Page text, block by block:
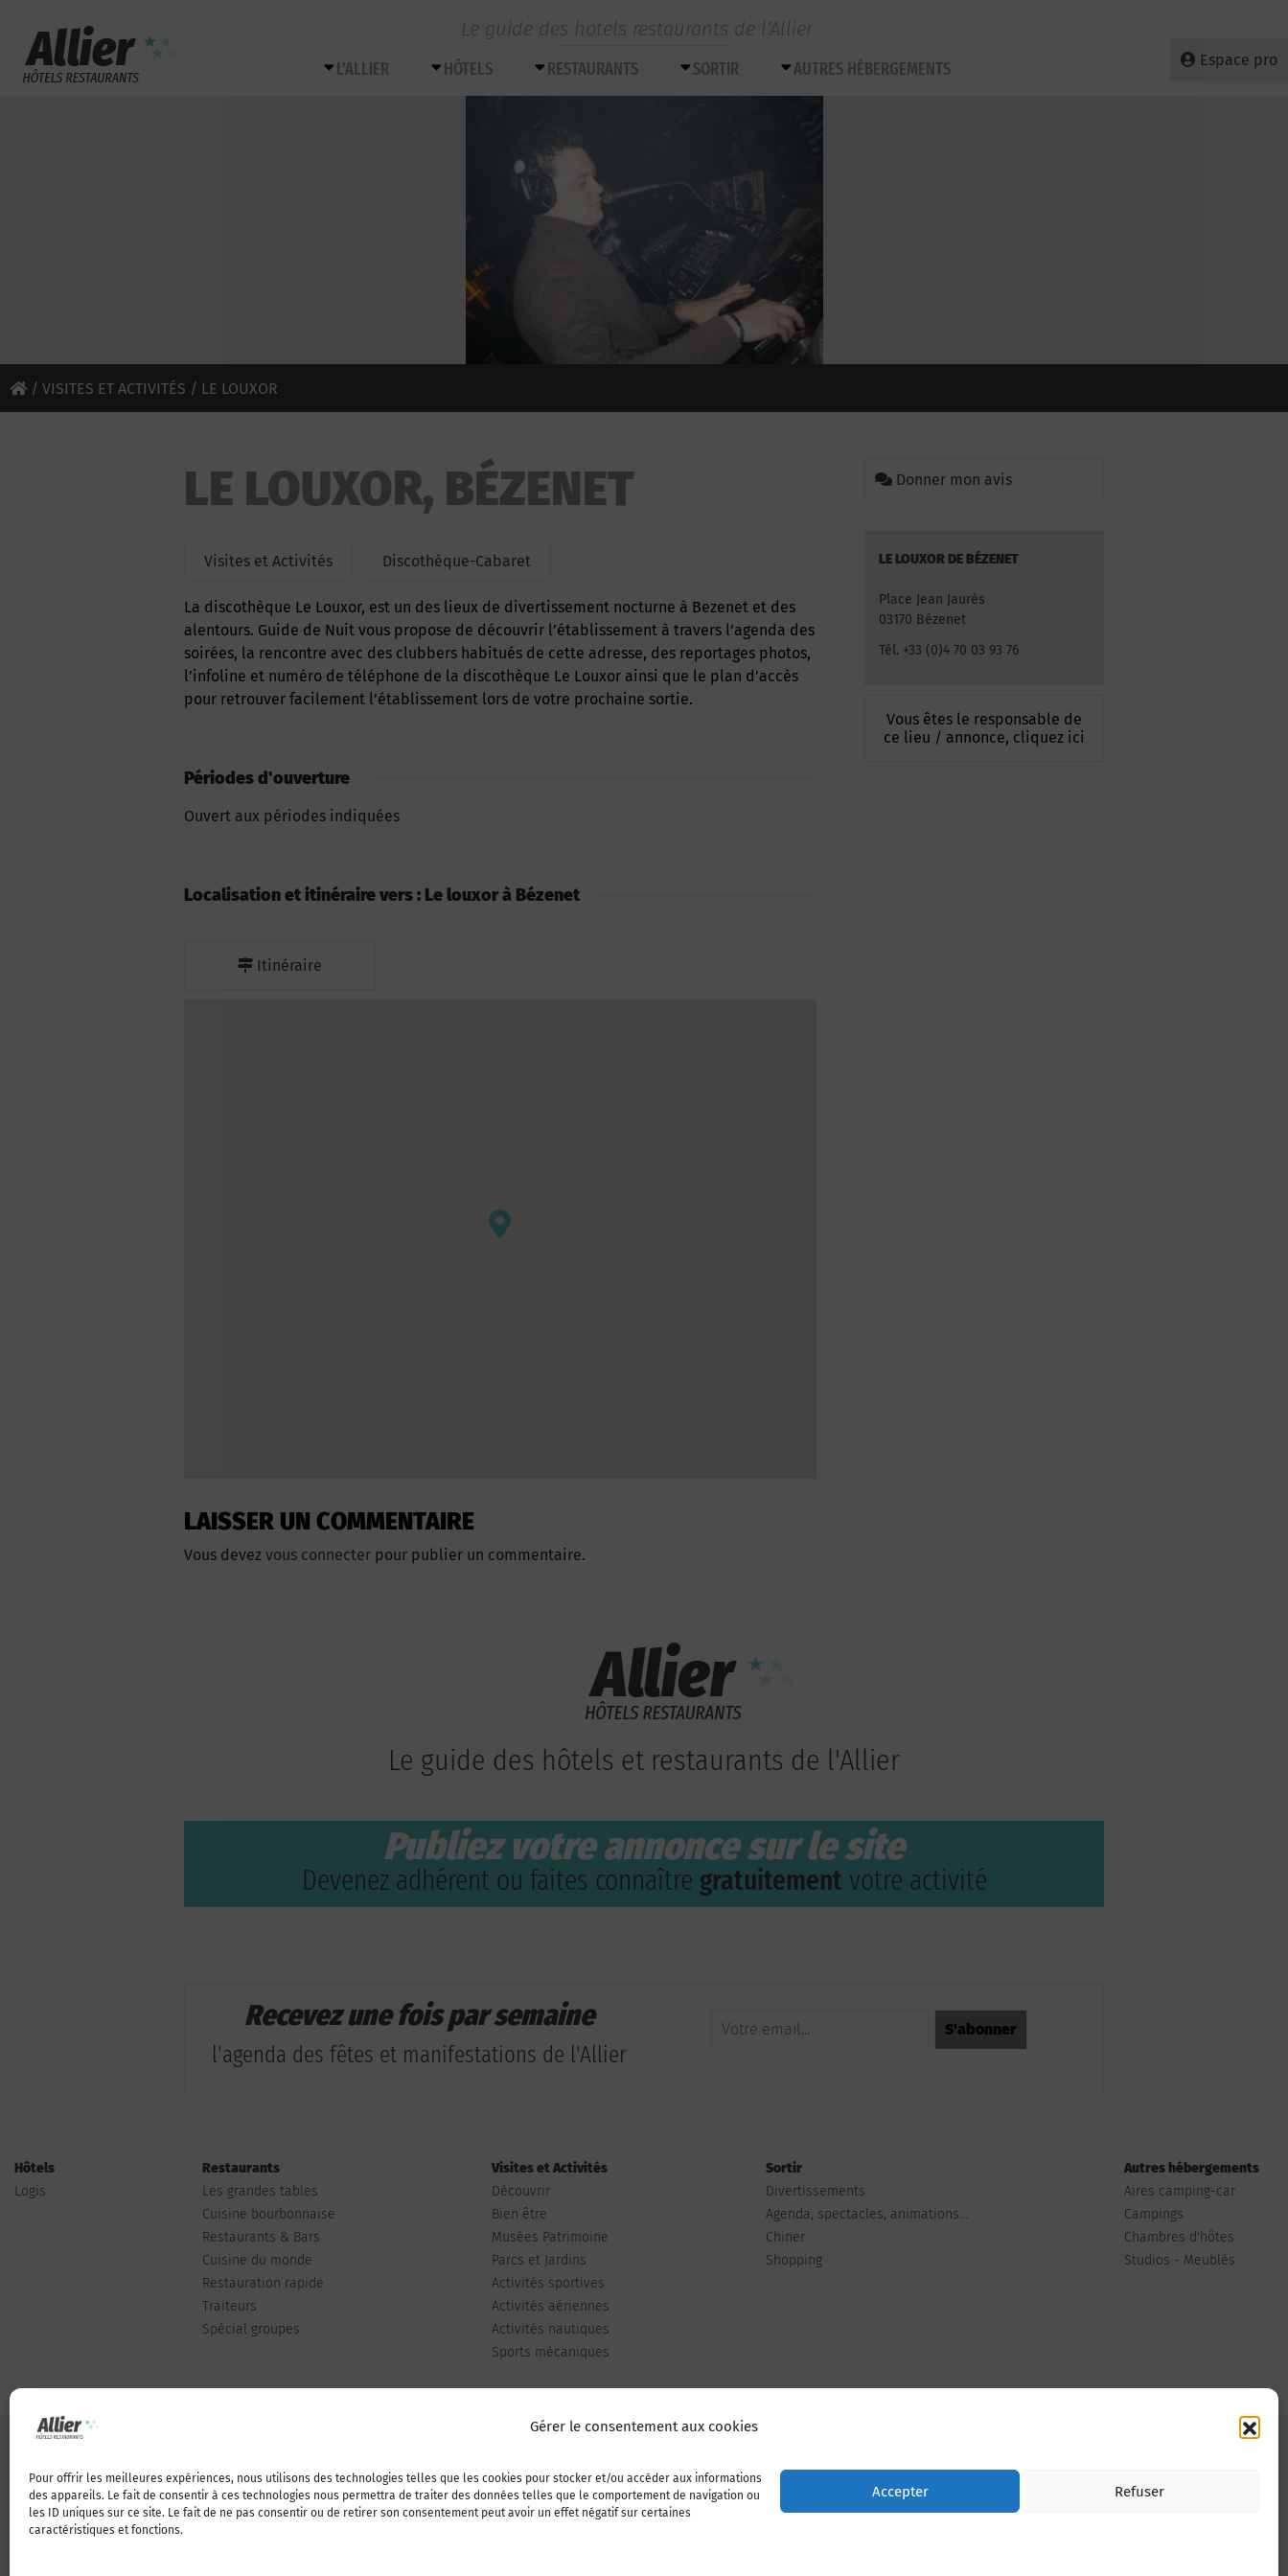
Gérer le consentement aux cookies
Pour offrir les meilleures expériences, nous utilisons des technologies telles que les cookies pour stocker et/ou accéder aux informations
des appareils. Le fait de consentir à ces technologies nous permettra de traiter des données telles que le comportement de navigation ou
les ID uniques sur ce site. Le fait de ne pas consentir ou de retirer son consentement peut avoir un effet négatif sur certaines
caractéristiques et fonctions.
Accepter Refuser
Le guide des hotels restaurants de l’Allier
Espace pro
L’ALLIER HÔTELS RESTAURANTS SORTIR AUTRES HÉBERGEMENTS
/ VISITES ET ACTIVITÉS / LE LOUXOR
LE LOUXOR, BÉZENET
Visites et Activités Discothèque-Cabaret
La discothèque Le Louxor, est un des lieux de divertissement nocturne à Bezenet et des
alentours. Guide de Nuit vous propose de découvrir l’établissement à travers l’agenda des
soirées, la rencontre avec des clubbers habitués de cette adresse, des reportages photos,
l’infoline et numéro de téléphone de la discothèque Le Louxor ainsi que le plan d’accès
pour retrouver facilement l’établissement lors de votre prochaine sortie.
Donner mon avis
LE LOUXOR DE BÉZENET
Place Jean Jaurès
03170 Bézenet
Tél. +33 (0)4 70 03 93 76
Vous êtes le responsable de
ce lieu / annonce, cliquez ici
Périodes d'ouverture
Ouvert aux périodes indiquées
Localisation et itinéraire vers : Le louxor à Bézenet
Itinéraire
LAISSER UN COMMENTAIRE
Vous devez vous connecter pour publier un commentaire.
Le guide des hôtels et restaurants de l'Allier
Publiez votre annonce sur le site
Devenez adhérent ou faites connaître gratuitement votre activité
Recevez une fois par semaine
l'agenda des fêtes et manifestations de l'Allier
Hôtels
Logis
Restaurants
Les grandes tables
Cuisine bourbonnaise
Restaurants & Bars
Cuisine du monde
Restauration rapide
Traiteurs
Spécial groupes
Visites et Activités
Découvrir
Bien être
Musées Patrimoine
Parcs et Jardins
Activités sportives
Activités aériennes
Activités nautiques
Sports mécaniques
Sortir
Divertissements
Agenda, spectacles, animations...
Chiner
Shopping
Autres hébergements
Aires camping-car
Campings
Chambres d'hôtes
Studios - Meublés
Qui sommes-nous Publiez votre annonce Adhérer à l’association Nous contacter